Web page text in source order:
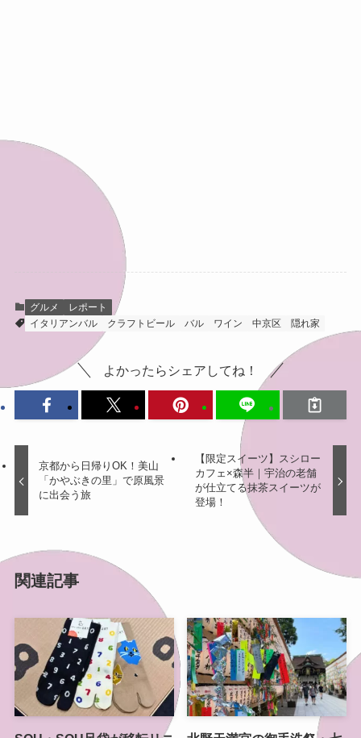
グルメ
レポート
イタリアンバル
クラフトビール バル ワイン 中京区 隠れ家
よかったらシェアしてね！
京都から日帰りOK！美山
「かやぶきの里」で原風景
に出会う旅
【限定スイーツ】スシロー
カフェ×森半｜宇治の老舗
が仕立てる抹茶スイーツが
登場！
関連記事